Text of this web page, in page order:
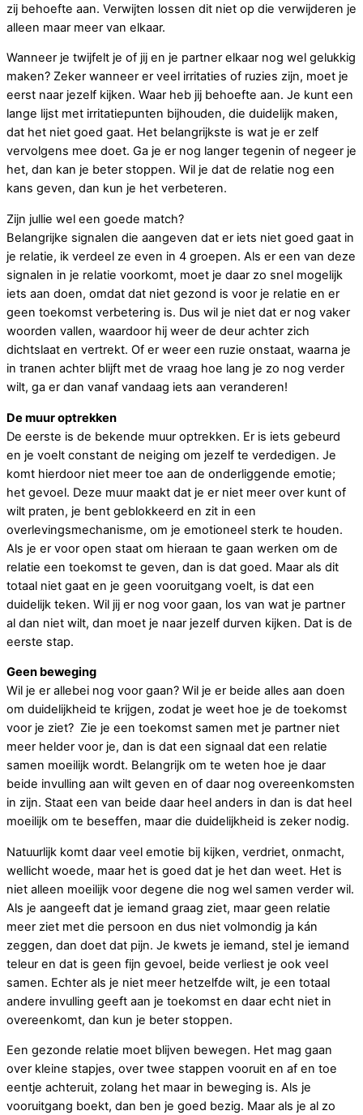
zij behoefte aan. Verwijten lossen dit niet op die verwijderen je
alleen maar meer van elkaar.
Wanneer je twijfelt je of jij en je partner elkaar nog wel gelukkig
maken? Zeker wanneer er veel irritaties of ruzies zijn, moet je
eerst naar jezelf kijken. Waar heb jij behoefte aan. Je kunt een
lange lijst met irritatiepunten bijhouden, die duidelijk maken,
dat het niet goed gaat. Het belangrijkste is wat je er zelf
vervolgens mee doet. Ga je er nog langer tegenin of negeer je
het, dan kan je beter stoppen. Wil je dat de relatie nog een
kans geven, dan kun je het verbeteren.
Zijn jullie wel een goede match?
Belangrijke signalen die aangeven dat er iets niet goed gaat in
je relatie, ik verdeel ze even in 4 groepen. Als er een van deze
signalen in je relatie voorkomt, moet je daar zo snel mogelijk
iets aan doen, omdat dat niet gezond is voor je relatie en er
geen toekomst verbetering is. Dus wil je niet dat er nog vaker
woorden vallen, waardoor hij weer de deur achter zich
dichtslaat en vertrekt. Of er weer een ruzie onstaat, waarna je
in tranen achter blijft met de vraag hoe lang je zo nog verder
wilt, ga er dan vanaf vandaag iets aan veranderen!
De muur optrekken
De eerste is de bekende muur optrekken. Er is iets gebeurd
en je voelt constant de neiging om jezelf te verdedigen. Je
komt hierdoor niet meer toe aan de onderliggende emotie;
het gevoel. Deze muur maakt dat je er niet meer over kunt of
wilt praten, je bent geblokkeerd en zit in een
overlevingsmechanisme, om je emotioneel sterk te houden.
Als je er voor open staat om hieraan te gaan werken om de
relatie een toekomst te geven, dan is dat goed. Maar als dit
totaal niet gaat en je geen vooruitgang voelt, is dat een
duidelijk teken. Wil jij er nog voor gaan, los van wat je partner
al dan niet wilt, dan moet je naar jezelf durven kijken. Dat is de
eerste stap.
Geen beweging
Wil je er allebei nog voor gaan? Wil je er beide alles aan doen
om duidelijkheid te krijgen, zodat je weet hoe je de toekomst
voor je ziet? Zie je een toekomst samen met je partner niet
meer helder voor je, dan is dat een signaal dat een relatie
samen moeilijk wordt. Belangrijk om te weten hoe je daar
beide invulling aan wilt geven en of daar nog overeenkomsten
in zijn. Staat een van beide daar heel anders in dan is dat heel
moeilijk om te beseffen, maar die duidelijkheid is zeker nodig.
Natuurlijk komt daar veel emotie bij kijken, verdriet, onmacht,
wellicht woede, maar het is goed dat je het dan weet. Het is
niet alleen moeilijk voor degene die nog wel samen verder wil.
Als je aangeeft dat je iemand graag ziet, maar geen relatie
meer ziet met die persoon en dus niet volmondig ja kán
zeggen, dan doet dat pijn. Je kwets je iemand, stel je iemand
teleur en dat is geen fijn gevoel, beide verliest je ook veel
samen. Echter als je niet meer hetzelfde wilt, je een totaal
andere invulling geeft aan je toekomst en daar echt niet in
overeenkomt, dan kun je beter stoppen.
Een gezonde relatie moet blijven bewegen. Het mag gaan
over kleine stapjes, over twee stappen vooruit en af en toe
eentje achteruit, zolang het maar in beweging is. Als je
vooruitgang boekt, dan ben je goed bezig. Maar als je al zo